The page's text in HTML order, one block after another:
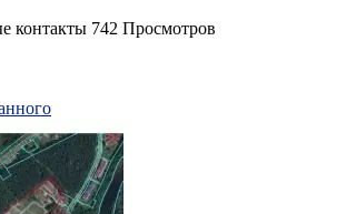
контакты 742 Просмотров